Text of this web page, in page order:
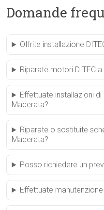
Domande
Offrite installazione
Riparate motori DITEC
Effettuate installazioni
Macerata?
Riparate o sostituite
Macerata?
Posso richiedere un
Effettuate